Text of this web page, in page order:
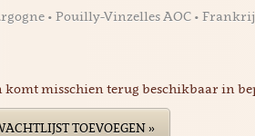
• Pouilly-Vinzelles AOC •
komt misschien terug beschikbaar in
TOEVOEGEN »